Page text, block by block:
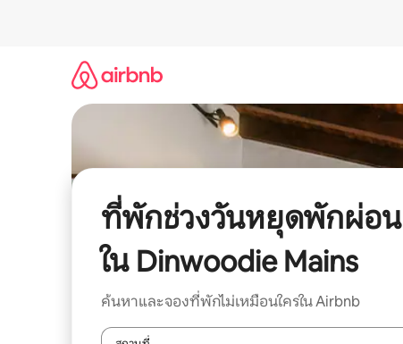
ที่พักช่วงวันหยุดพักผ่อน
ใน Dinwoodie Mains
ค้นหาและจองที่พักไม่เหมือนใครใน Airbnb